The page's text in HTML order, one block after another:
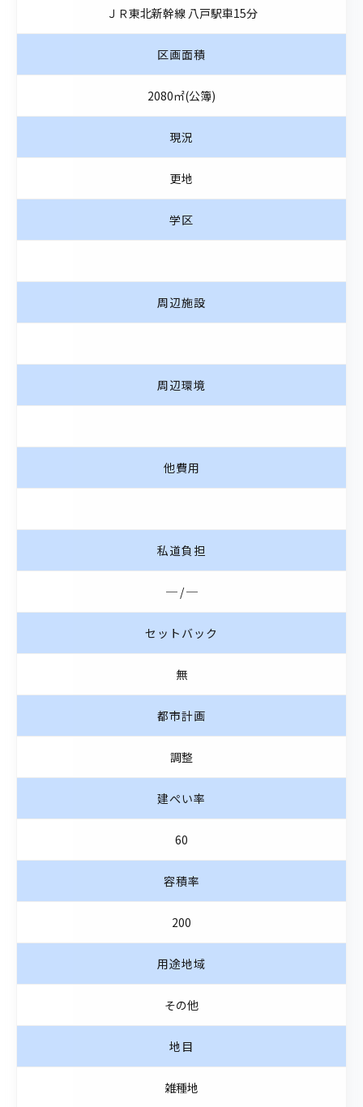
ＪＲ東北新幹線 八戸駅車15分
区画面積
2080㎡(公簿)
現況
更地
学区
周辺施設
周辺環境
他費用
私道負担
─ / ─
セットバック
無
都市計画
調整
建ぺい率
60
容積率
200
用途地域
その他
地目
雑種地